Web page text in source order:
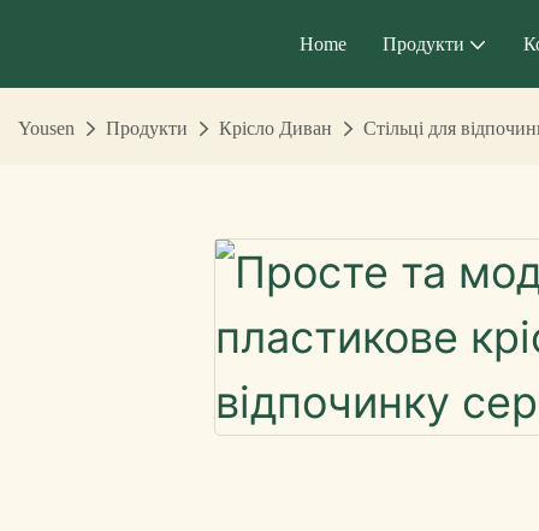
Home Продукти
Yousen Продукти Крісло Диван Стільці для